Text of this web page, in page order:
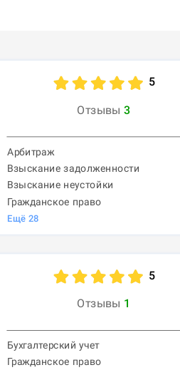
5
Отзывы 3
Арбитраж
Взыскание задолженности
Взыскание неустойки
Гражданское право
Ещё 28
5
Отзывы 1
Бухгалтерский учет
Гражданское право